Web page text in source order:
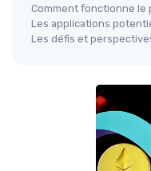
Comment fonctionne le
Les applications
Les défis et